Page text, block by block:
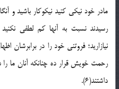
مادر خود نیكى كنید نیكوكار باشید و
رسیدند نسبت به آنها كم لطفى
نیازارید؛ فروتنى خود را در برابرشان
رحمت خویش قرار ده چنانكه آنان ما
داشتند(6).